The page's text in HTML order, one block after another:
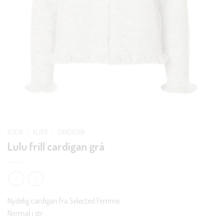
Lulu frill cardigan grå
Nydelig cardigan fra Selected Femme.
Normal i str.